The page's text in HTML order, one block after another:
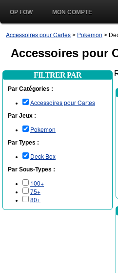
OP FOW MON COMPTE
Accessoires pour Cartes > Pokemon >
Accessoires pour
FILTRER PAR
Par Catégories :
Accessoires pour Cartes
Par Jeux :
Pokemon
Par Types :
Deck Box
Par Sous-Types :
100+
75+
80+